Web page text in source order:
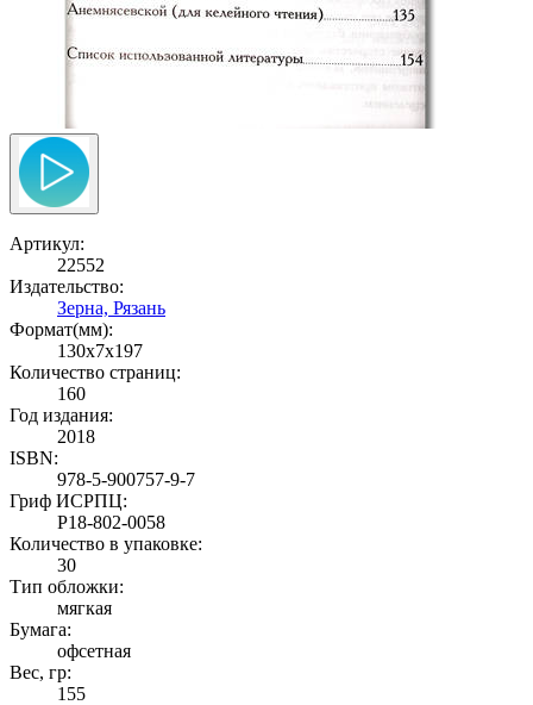
Артикул:
22552
Издательство:
Зерна, Рязань
Формат(мм):
130x7x197
Количество страниц:
160
Год издания:
2018
ISBN:
978-5-900757-9-7
Гриф ИСРПЦ:
Р18-802-0058
Количество в упаковке:
30
Тип обложки:
мягкая
Бумага:
офсетная
Вес, гр:
155